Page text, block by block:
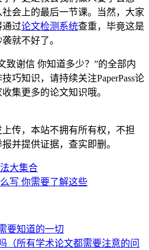
会上的最后一节课。当然，大家
过论文检测系统查重，毕竟这是
就不好了。
致谢信 你知道多少？”的全部内
巧知识，请持续关注PaperPass论
集更多的论文知识哦。
传，本站不拥有所有权，不担
并提供证据，查实即删。
大集合
写 你需要了解这些
要知道的一切
（所有学术论文都需要注意的问